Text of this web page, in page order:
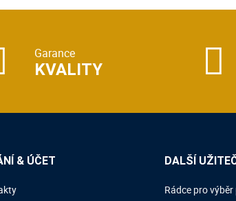
Garance
KVALITY
& ÚČET DALŠÍ
Rádce pro výběr